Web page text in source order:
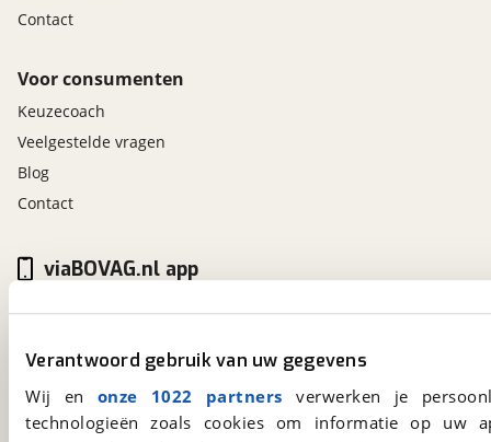
Verantwoord gebruik van uw gegevens
Wij en onze 1022 partners verwerken je
technologieën zoals cookies om informatie op
Contact
Voor consumenten
Keuzecoach
Veelgestelde vragen
Blog
Contact
viaBOVAG.nl
viaBOVAG.nl app